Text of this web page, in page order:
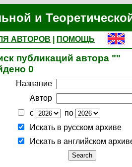
и
АВТОРОВ
ПОМОЩЬ
публикаций автора ""
0
Название
Автор
с
по
Искать в русском архиве
Искать в английском